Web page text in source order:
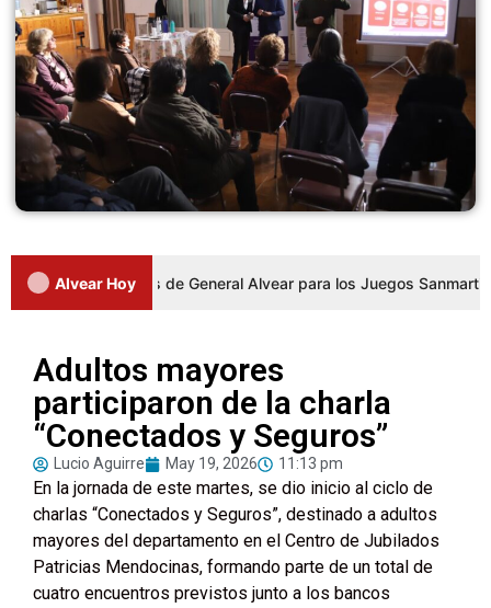
Alvear Hoy
representantes de General Alvear para los Juegos
Adultos mayores
participaron de la charla
“Conectados y Seguros”
Lucio Aguirre May 19, 2026 11:13 pm
En la jornada de este martes, se dio inicio al ciclo de
charlas “Conectados y Seguros”, destinado a adultos
mayores del departamento en el Centro de Jubilados
Patricias Mendocinas, formando parte de un total de
cuatro encuentros previstos junto a los bancos